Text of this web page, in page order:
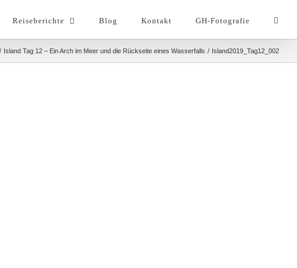
Reiseberichte Blog Kontakt GH-Fotografie
Island Tag 12 – Ein Arch im Meer und die Rückseite eines Wasserfalls Island2019_Tag12_002